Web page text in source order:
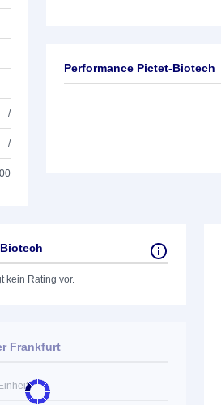
/
/
Performance Pictet-Biotech
kein Rating vor.
Frankfurt